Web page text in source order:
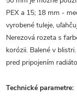
PEX a 15; 18 mm -
vyrobené tuleje,
Nerezová rozeta s
korózii. Balené v
pred pripojením
Technické parametre: